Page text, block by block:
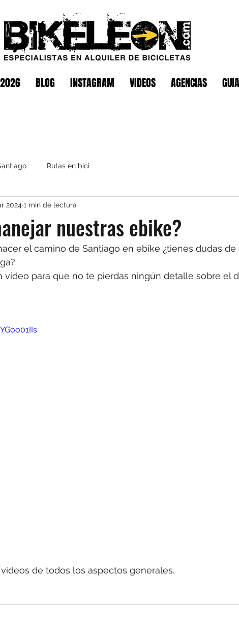
2026 BLOG INSTAGRAM VIDEOS AGENCIAS GUIA
Rutas en bici
nuestras ebike?
2024 1 min de lectura
el camino de Santiago en ebike ¿tienes dudas de
video para que no te pierdas ningún detalle sobre el
de todos los aspectos generales.